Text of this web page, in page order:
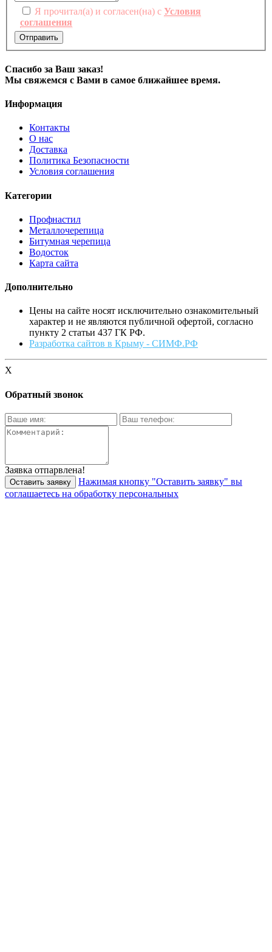
Я прочитал(а) и согласен(на) с Условия
соглашения
Отправить
Спасибо за Ваш заказ!
Мы свяжемся с Вами в самое ближайшее время.
Информация
Контакты
О нас
Доставка
Политика Безопасности
Условия соглашения
Категории
Профнастил
Металлочерепица
Битумная черепица
Водосток
Карта сайта
Дополнительно
Цены на сайте носят исключительно ознакомительный
характер и не являются публичной офертой, согласно
пункту 2 статьи 437 ГК РФ.
Разработка сайтов в Крыму - СИМФ.РФ
X
Обратный звонок
Заявка отпарвлена!
Нажимая кнопку "Оставить заявку" вы
соглашаетесь на обработку персональных